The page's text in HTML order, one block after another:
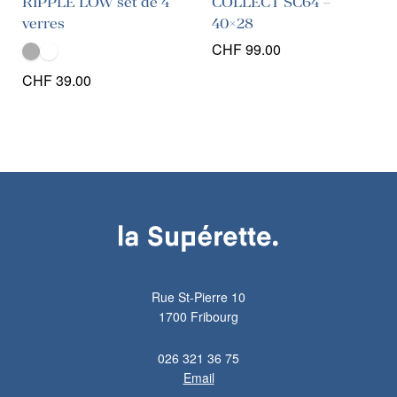
verres
CHF39.00
40×28
CHF99.00
Rue St-Pierre 10
1700 Fribourg
026 321 36 75
Email